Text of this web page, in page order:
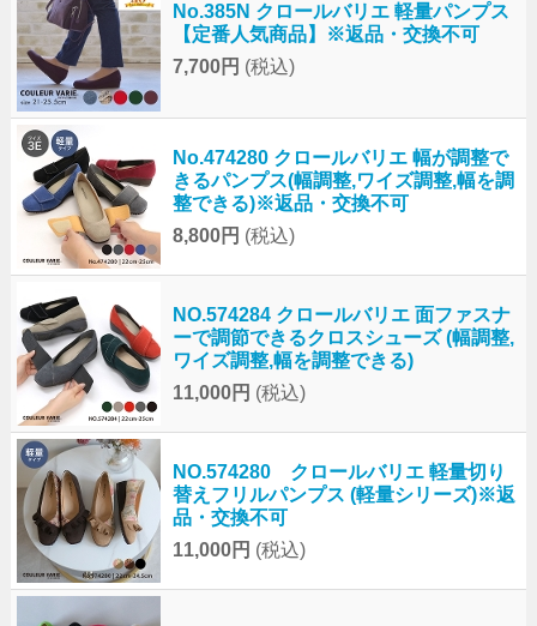
No.385N クロールバリエ 軽量パンプス
【定番人気商品】※返品・交換不可
7,700円 (税込)
No.474280 クロールバリエ 幅が調整で
きるパンプス(幅調整,ワイズ調整,幅を調
整できる)※返品・交換不可
8,800円 (税込)
NO.574284 クロールバリエ 面ファスナ
ーで調節できるクロスシューズ (幅調整,
ワイズ調整,幅を調整できる)
11,000円 (税込)
NO.574280 クロールバリエ 軽量切り
替えフリルパンプス (軽量シリーズ)※返
品・交換不可
11,000円 (税込)